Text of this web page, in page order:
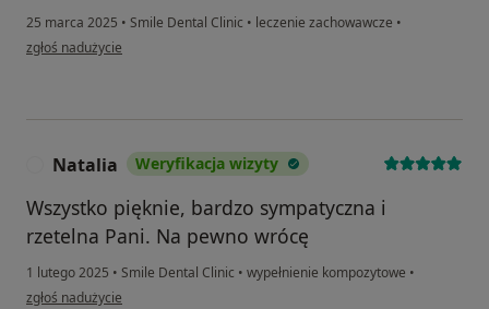
25 marca 2025 • Smile Dental Clinic • leczenie zachowawcze •
w opinii użytkownika Magdalena
zgłoś nadużycie
Natalia Weryfikacja wizyty
Wszystko pięknie, bardzo sympatyczna i
rzetelna Pani. Na pewno wrócę
1 lutego 2025 • Smile Dental Clinic • wypełnienie kompozytowe •
w opinii użytkownika Natalia
zgłoś nadużycie